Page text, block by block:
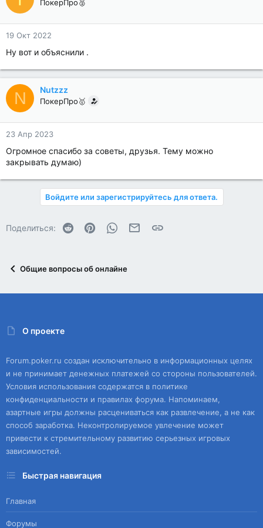
ПокерПро🥈
19 Окт 2022
Ну вот и объяснили .
N Nutzzz
ПокерПро🥇
23 Апр 2023
Огромное спасибо за советы, друзья. Тему можно
закрывать думаю)
Войдите или зарегистрируйтесь для ответа.
Поделиться: Reddit PinterestWhatsAppЭлектронная почта
Ссылка
Общие вопросы об онлайне
О проекте
Forum.poker.ru создан исключительно в информационных целях
и не принимает денежных платежей со стороны пользователей.
Условия использования содержатся в политике
конфиденциальности и правилах форума. Напоминаем,
азартные игры должны расцениваться как развлечение, а не как
способ заработка. Неконтролируемое увлечение может
привести к стремительному развитию серьезных игровых
зависимостей.
Быстрая навигация
Главная
Форумы